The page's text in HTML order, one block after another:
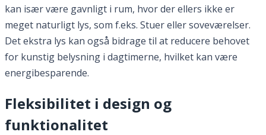
kan især være gavnligt i rum, hvor der ellers ikke er
meget naturligt lys, som f.eks. Stuer eller soveværelser.
Det ekstra lys kan også bidrage til at reducere behovet
for kunstig belysning i dagtimerne, hvilket kan være
energibesparende.
Fleksibilitet i design og
funktionalitet